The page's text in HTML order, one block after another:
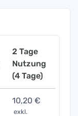
2 Tage
Nutzung
(4 Tage)
10,20 €
exkl.